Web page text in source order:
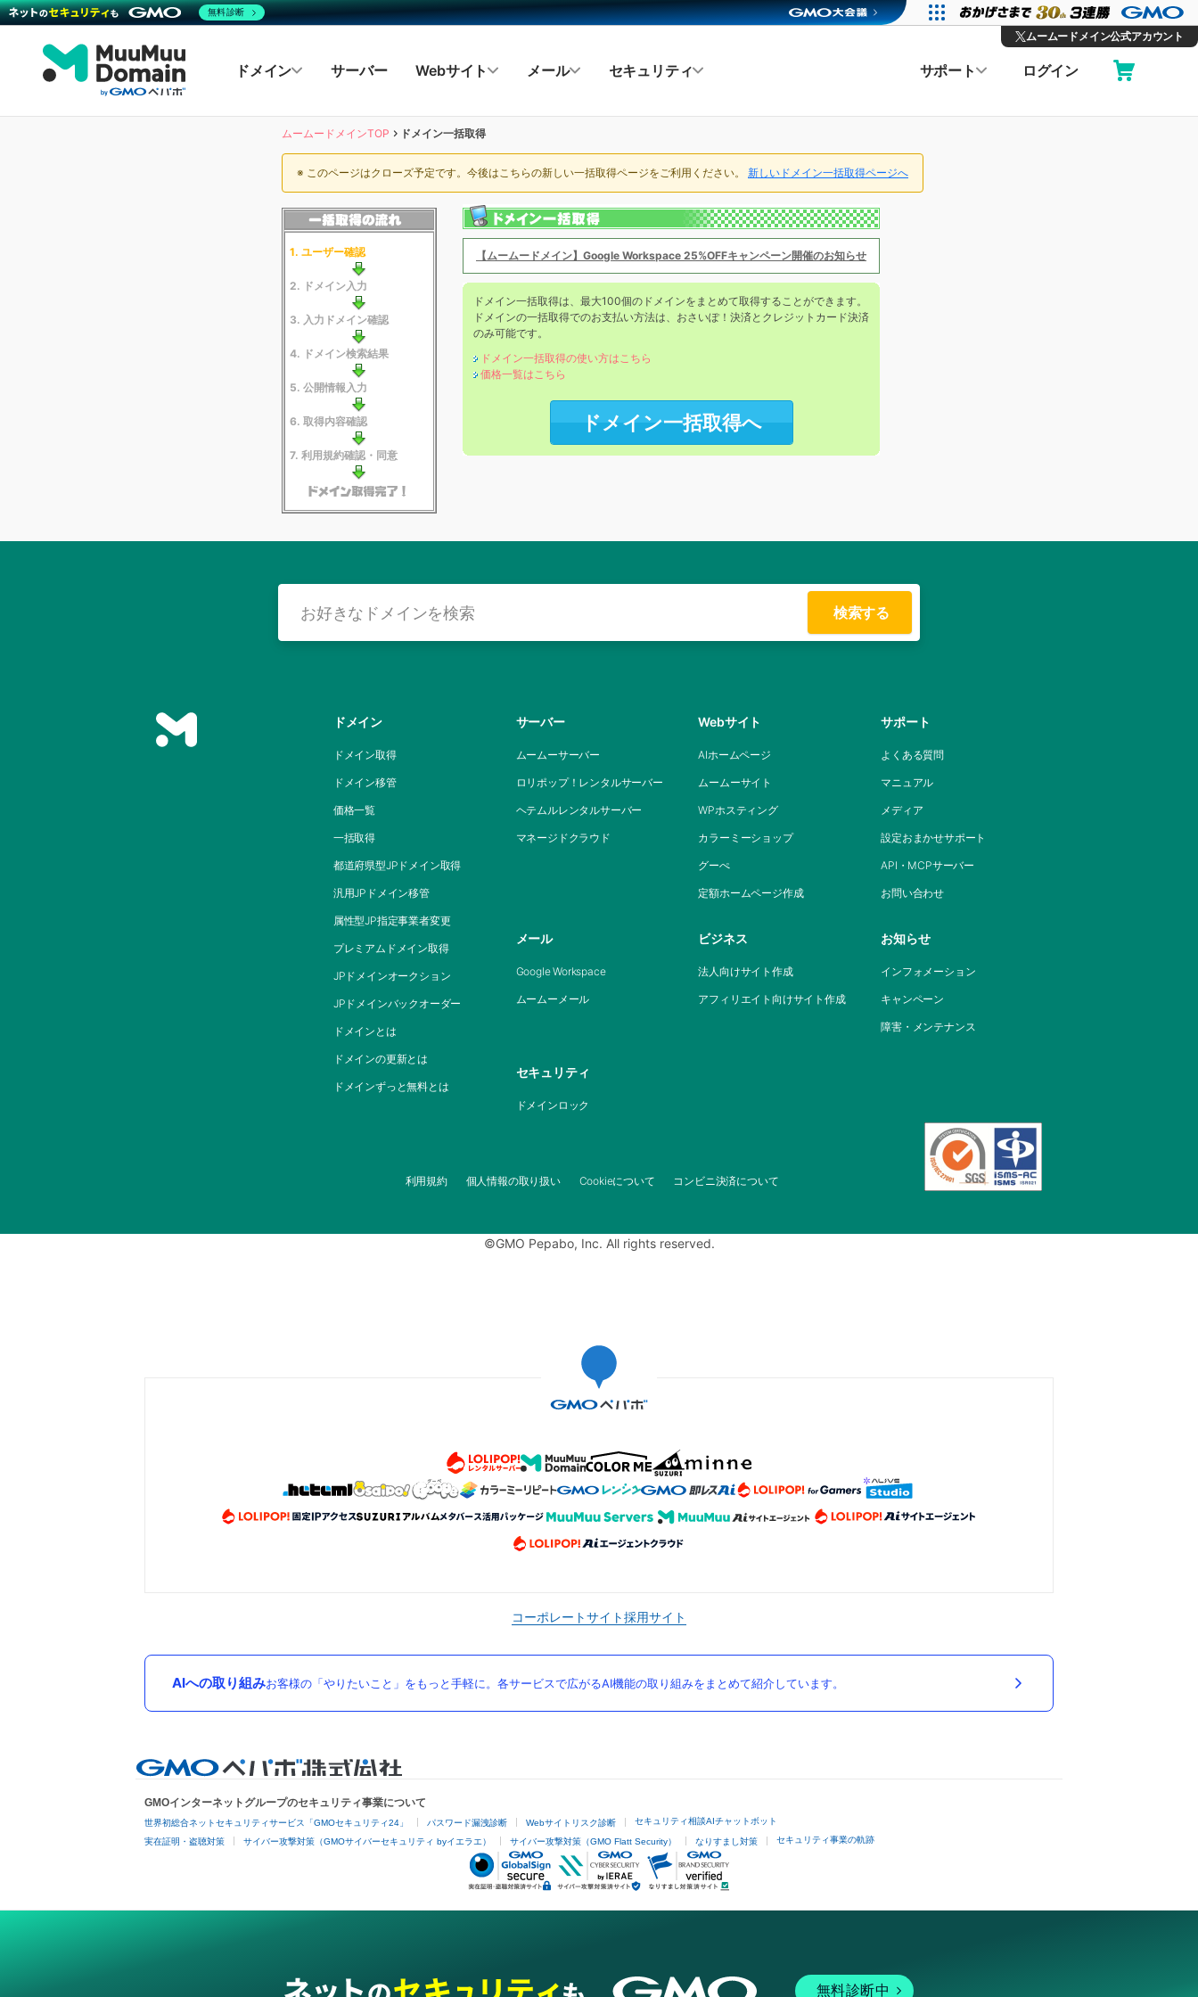
ドメイン サーバー Webサイト メール セキュリティ サポート ログイン
ムームードメイン公式アカウント
ムームードメインTOP ドメイン一括取得
※ このページはクローズ予定です。今後はこちらの新しい一括取得ページをご利用ください。 新しいドメイン一括取得ページへ
1. ユーザー確認
2. ドメイン入力
3. 入力ドメイン確認
4. ドメイン検索結果
5. 公開情報入力
6. 取得内容確認
7. 利用規約確認・同意
【ムームードメイン】Google Workspace 25%OFFキャンペーン開催のお知らせ
ドメイン一括取得は、最大100個のドメインをまとめて取得することができます。
ドメインの一括取得でのお支払い方法は、おさいぽ！決済とクレジットカード決済
のみ可能です。
ドメイン一括取得の使い方はこちら
価格一覧はこちら
ドメイン一括取得へ
ドメイン
ドメイン取得
ドメイン移管
価格一覧
一括取得
都道府県型JPドメイン取得
汎用JPドメイン移管
属性型JP指定事業者変更
プレミアムドメイン取得
JPドメインオークション
JPドメインバックオーダー
ドメインとは
ドメインの更新とは
ドメインずっと無料とは
サーバー
ムームーサーバー
ロリポップ！レンタルサーバー
ヘテムルレンタルサーバー
マネージドクラウド
メール
Google Workspace
ムームーメール
セキュリティ
ドメインロック
Webサイト
AIホームページ
ムームーサイト
WPホスティング
カラーミーショップ
グーぺ
定額ホームページ作成
ビジネス
法人向けサイト作成
アフィリエイト向けサイト作成
サポート
よくある質問
マニュアル
メディア
設定おまかせサポート
API・MCPサーバー
お問い合わせ
お知らせ
インフォメーション
キャンペーン
障害・メンテナンス
利用規約 個人情報の取り扱い Cookieについて コンビニ決済について
©GMO Pepabo, Inc. All rights reserved.
コーポレートサイト採用サイト
AIへの取り組みお客様の「やりたいこと」をもっと手軽に。各サービスで広がるAI機能の取り組みをまとめて紹介しています。
GMOインターネットグループのセキュリティ事業について
世界初総合ネットセキュリティサービス「GMOセキュリティ24」 パスワード漏洩診断 Webサイトリスク診断 セキュリティ相談AIチャットボット
実在証明・盗聴対策 サイバー攻撃対策（GMOサイバーセキュリティ byイエラエ） サイバー攻撃対策（GMO Flatt Security） なりすまし対策 セキュリティ事業の軌跡
無料診断中
無料診断